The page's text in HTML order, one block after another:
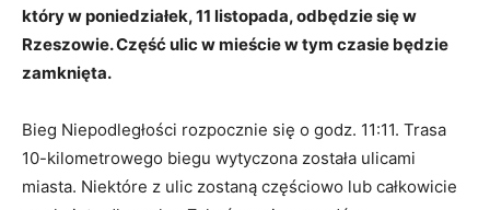
który w poniedziałek, 11 listopada, odbędzie się w
Rzeszowie. Część ulic w mieście w tym czasie będzie
zamknięta.
Bieg Niepodległości rozpocznie się o godz. 11:11. Trasa
10-kilometrowego biegu wytyczona została ulicami
miasta. Niektóre z ulic zostaną częściowo lub całkowicie